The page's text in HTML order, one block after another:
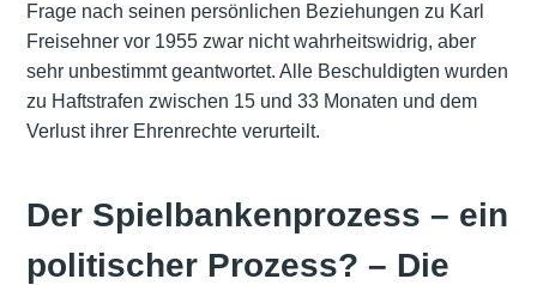
Frage nach seinen persönlichen Beziehungen zu Karl
Freisehner vor 1955 zwar nicht wahrheitswidrig, aber
sehr unbestimmt geantwortet. Alle Beschuldigten wurden
zu Haftstrafen zwischen 15 und 33 Monaten und dem
Verlust ihrer Ehrenrechte verurteilt.
Der Spielbankenprozess – ein
politischer Prozess? – Die